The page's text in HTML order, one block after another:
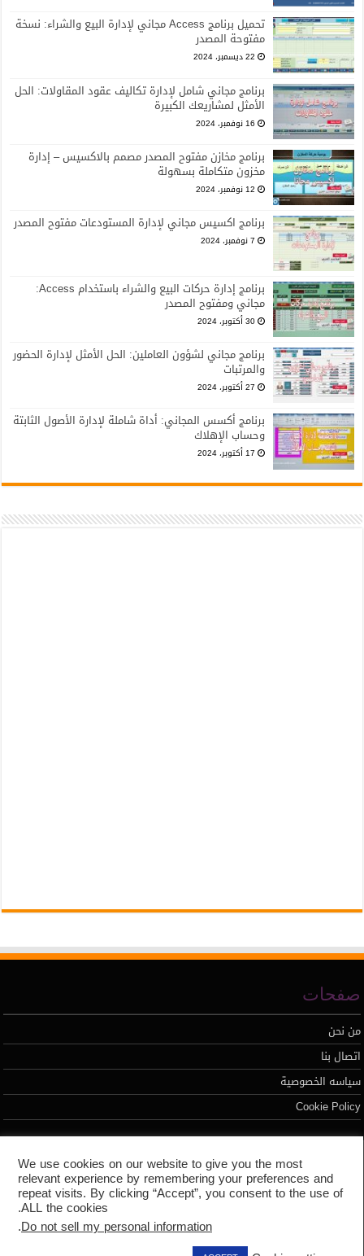
تحميل برنامج Access مجاني لإدارة البيع والشراء: نسخة
مفتوحة المصدر
22 ديسمبر، 2024
برنامج مجاني شامل لإدارة تكاليف عقود المقاولات: الحل
الأمثل لمشاريعك الكبيرة
16 نوفمبر، 2024
برنامج مخازن مفتوح المصدر مصمم بالاكسيس – إدارة
مخزون متكاملة بسهولة
12 نوفمبر، 2024
برنامج اكسيس مجاني لإدارة المستودعات مفتوح المصدر
7 نوفمبر، 2024
برنامج إدارة حركات البيع والشراء باستخدام Access:
مجاني ومفتوح المصدر
30 أكتوبر، 2024
برنامج مجاني لشؤون العاملين: الحل الأمثل لإدارة الحضور
والمرتبات
27 أكتوبر، 2024
برنامج أكسس المجاني: أداة شاملة لإدارة الأصول الثابتة
وحساب الإهلاك
17 أكتوبر، 2024
صفحات
من نحن
اتصال بنا
سياسه الخصوصية
Cookie Policy
تطوير محمد السيد
We use cookies on our website to give you the most
relevant experience by remembering your preferences and
repeat visits. By clicking “Accept”, you consent to the use of
ALL the cookies.
Do not sell my personal information
.